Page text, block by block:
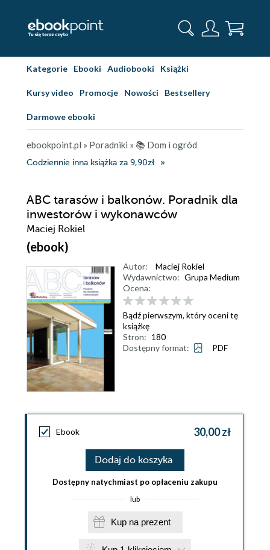
Kategorie Ebooki Audiobooki Książki
Kursy video Promocje Nowości Bestsellery
Darmowe ebooki
ebookpoint.pl » Poradniki » 📚 Dom i ogród
Codziennie inna książka za 9,90zł
ABC tarasów i balkonów. Poradnik dla
inwestorów i wykonawców
Maciej Rokiel
(ebook)
Autor:
Maciej Rokiel
Wydawnictwo: Grupa Medium
Ocena:
Bądź pierwszym, który oceni tę
książkę
Stron: 180
Dostępny format:
PDF
Ebook 30,00 zł
Dodaj do koszyka
Dostępny natychmiast po opłaceniu zakupu
lub
Kup na prezent